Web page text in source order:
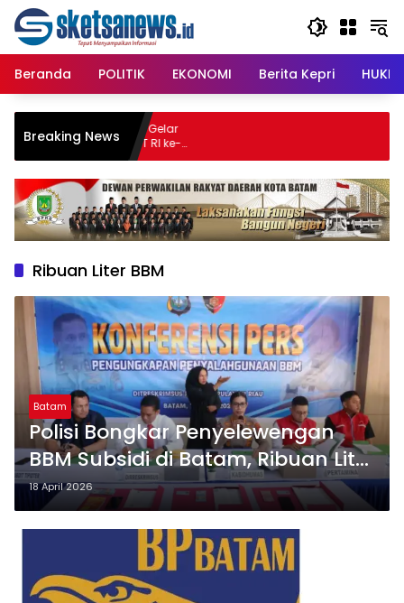
content
Langsung
konten
Beranda
POLITIK EKONOMI Berita Kepri
Breaking News
Raja Haji Gelar
Meriahkan HUT RI ke-
Ribuan Liter BBM
Batam
Polisi Bongkar Penyelewengan
BBM Subsidi di Batam, Ribuan Liter
Solar dan Pertalite Diamankan
18 April 2026